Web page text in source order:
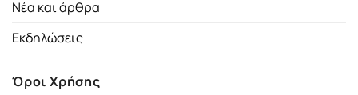
Νέα και άρθρα
Εκδηλώσεις
Όροι Χρήσης